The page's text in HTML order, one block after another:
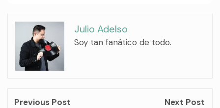
Julio Adelso
Soy tan fanático de todo.
Previous Post
Next Post